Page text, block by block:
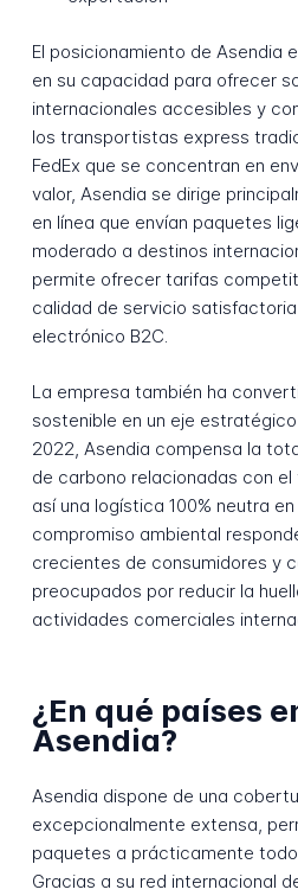
El posicionamiento de Asendia
en su capacidad para ofrecer
internacionales accesibles y
los transportistas express
FedEx que se concentran en
valor, Asendia se dirige
en línea que envían paquetes
moderado a destinos
permite ofrecer tarifas
calidad de servicio
electrónico B2C.
La empresa también ha
sostenible en un eje
2022, Asendia compensa la
de carbono relacionadas con
así una logística 100% neutra
compromiso ambiental
crecientes de consumidores y
preocupados por reducir la
actividades comerciales
¿En qué países
Asendia?
Asendia dispone de una
excepcionalmente extensa,
paquetes a prácticamente
Gracias a su red internacional